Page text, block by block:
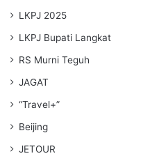
LKPJ 2025
LKPJ Bupati Langkat
RS Murni Teguh
JAGAT
“Travel+”
Beijing
JETOUR